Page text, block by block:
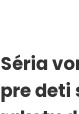
Séria
pre deti